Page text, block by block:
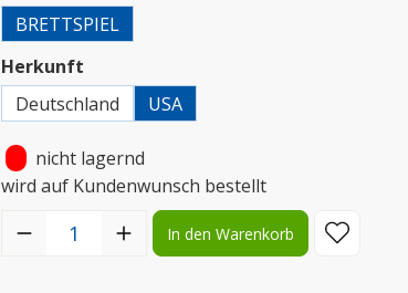
BRETTSPIEL
Herkunft
Deutschland
USA
nicht lagernd
wird auf Kundenwunsch bestellt
Produkt Anzahl: Gib den gewünschten Wert ein
In den Warenkorb